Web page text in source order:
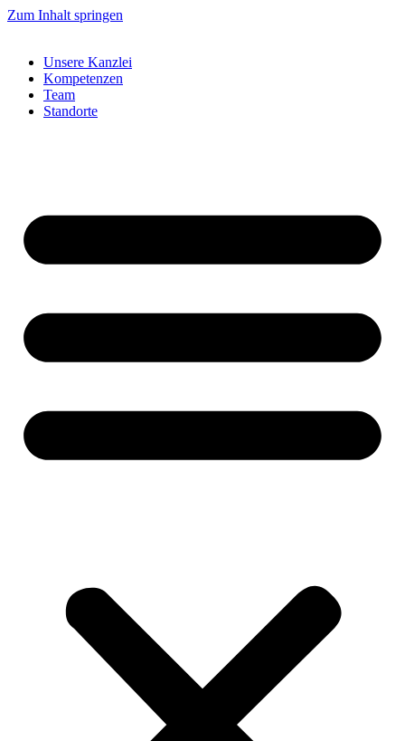
Zum Inhalt springen
Unsere Kanzlei
Kompetenzen
Team
Standorte